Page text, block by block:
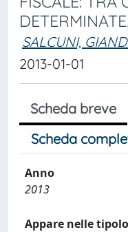
SALCUNI,
2013-01-01
Scheda breve
Scheda
Anno
2013
Appare nelle